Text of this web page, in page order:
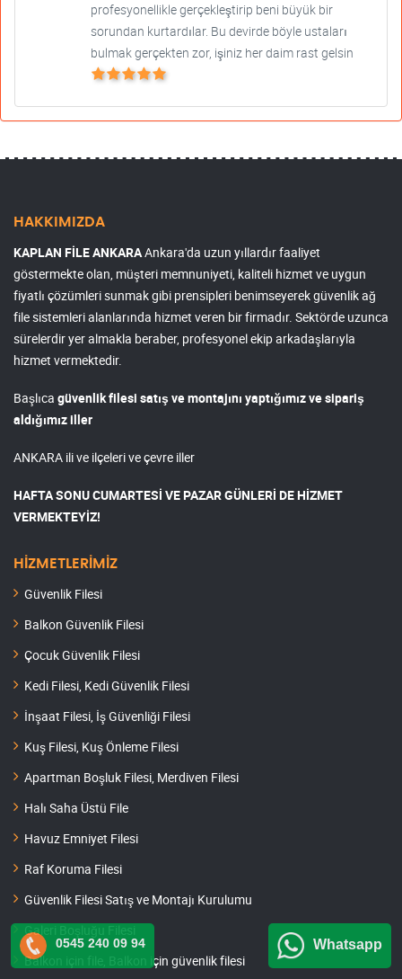
profesyonellikle gerçekleştirip beni büyük bir
sorundan kurtardılar. Bu devirde böyle ustaları
bulmak gerçekten zor, işiniz her daim rast gelsin
HAKKIMIZDA
KAPLAN FİLE ANKARAAnkara'da uzun yıllardır faaliyet
göstermekte olan, müşteri memnuniyeti, kaliteli hizmet ve uygun
fiyatlı çözümleri sunmak gibi prensipleri benimseyerek güvenlik ağ
file sistemleri alanlarında hizmet veren bir firmadır. Sektörde uzunca
sürelerdir yer almakla beraber, profesyonel ekip arkadaşlarıyla
hizmet vermektedir.
Başlıca güvenlik filesi satış ve montajını yaptığımız ve sipariş
aldığımız iller
ANKARA ili ve ilçeleri ve çevre iller
HAFTA SONU CUMARTESİ VE PAZAR GÜNLERİ DE HİZMET
VERMEKTEYİZ!
HİZMETLERİMİZ
Güvenlik Filesi
Balkon Güvenlik Filesi
Çocuk Güvenlik Filesi
Kedi Filesi, Kedi Güvenlik Filesi
İnşaat Filesi, İş Güvenliği Filesi
Kuş Filesi, Kuş Önleme Filesi
Apartman Boşluk Filesi, Merdiven Filesi
Halı Saha Üstü File
Havuz Emniyet Filesi
Raf Koruma Filesi
Güvenlik Filesi Satış ve Montajı Kurulumu
Galeri Boşluğu Filesi
Balkon için file, Balkon için güvenlik filesi
0545 240 09 94 Whatsapp